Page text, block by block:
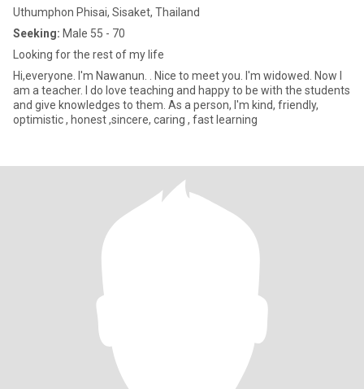
Uthumphon Phisai, Sisaket, Thailand
Seeking: Male 55 - 70
Looking for the rest of my life
Hi,everyone. I'm Nawanun. . Nice to meet you. I'm widowed. Now I
am a teacher. I do love teaching and happy to be with the students
and give knowledges to them. As a person, I'm kind, friendly,
optimistic , honest ,sincere, caring , fast learning